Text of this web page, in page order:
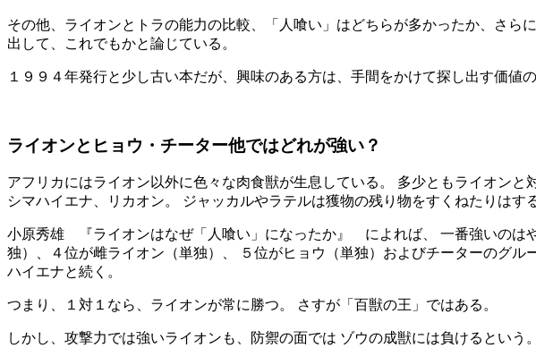
その他、ライオンとトラの能力の比較、「人喰い」はどちらが多かったか、さ
出して、これでもかと論じている。
１９９４年発行と少し古い本だが、興味のある方は、手間をかけて探し出す価値
ライオンとヒョウ・チーター他ではどれが強い？
アフリカにはライオン以外に色々な肉食獣が生息している。 多少ともライオン
シマハイエナ、リカオン。 ジャッカルやラテルは獲物の残り物をすくねたりはす
小原秀雄 『ライオンはなぜ「人喰い」になったか』 によれば、 一番強いのは
独）、４位が雌ライオン（単独）、 ５位がヒョウ（単独）およびチーターのグ
ハイエナと続く。
つまり、１対１なら、ライオンが常に勝つ。 さすが「百獣の王」ではある。
しかし、攻撃力では強いライオンも、防禦の面では ゾウの成獣には負けるとい